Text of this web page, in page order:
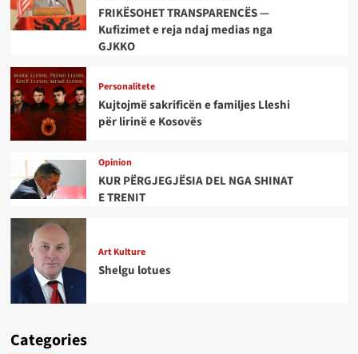
FRIKËSOHET TRANSPARENCËS —
Kufizimet e reja ndaj medias nga
GJKKO
Personalitete
Kujtojmë sakrificën e familjes Lleshi
për lirinë e Kosovës
Opinion
KUR PËRGJEGJËSIA DEL NGA SHINAT
E TRENIT
Art Kulture
Shelgu lotues
Categories